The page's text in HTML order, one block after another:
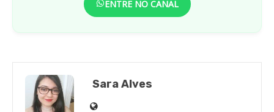
ENTRE NO CANAL
Sara Alves
Site